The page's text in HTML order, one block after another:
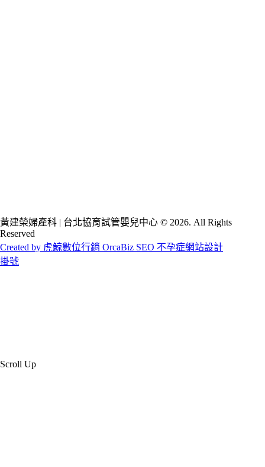
黃建榮婦產科 | 台北協育試管嬰兒中心 © 2026. All Rights
Reserved
Created by 虎鯨數位行銷 OrcaBiz SEO 不孕症網站設計
掛號
Scroll Up